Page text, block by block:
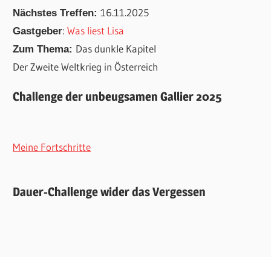
Nächstes Treffen:16.11.2025
Gastgeber:Was liest Lisa
Zum Thema: Das dunkle Kapitel
Der Zweite Weltkrieg in Österreich
Challenge der unbeugsamen Gallier 2025
Meine Fortschritte
Dauer-Challenge wider das Vergessen